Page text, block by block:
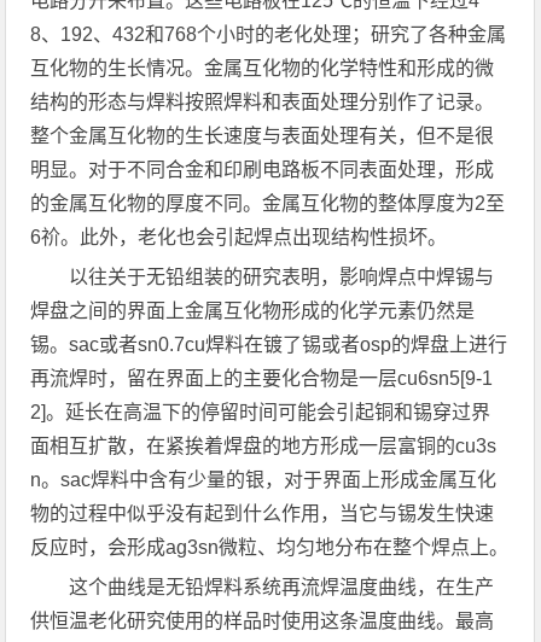
8、192、432和768个小时的老化处理；研究了各种金属
互化物的生长情况。金属互化物的化学特性和形成的微
结构的形态与焊料按照焊料和表面处理分别作了记录。
整个金属互化物的生长速度与表面处理有关，但不是很
明显。对于不同合金和印刷电路板不同表面处理，形成
的金属互化物的厚度不同。金属互化物的整体厚度为2至
6祄。此外，老化也会引起焊点出现结构性损坏。
以往关于无铅组装的研究表明，影响焊点中焊锡与
焊盘之间的界面上金属互化物形成的化学元素仍然是
锡。sac或者sn0.7cu焊料在镀了锡或者osp的焊盘上进行
再流焊时，留在界面上的主要化合物是一层cu6sn5[9-1
2]。延长在高温下的停留时间可能会引起铜和锡穿过界
面相互扩散，在紧挨着焊盘的地方形成一层富铜的cu3s
n。sac焊料中含有少量的银，对于界面上形成金属互化
物的过程中似乎没有起到什么作用，当它与锡发生快速
反应时，会形成ag3sn微粒、均匀地分布在整个焊点上。
这个曲线是无铅焊料系统再流焊温度曲线，在生产
供恒温老化研究使用的样品时使用这条温度曲线。最高